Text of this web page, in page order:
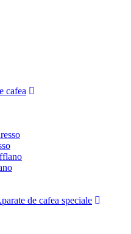
cafea
de cafea speciale